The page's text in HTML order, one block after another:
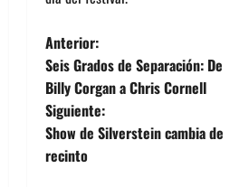
N
a
v
e
Anterior:
Seis Grados de Separación: De
Billy Corgan a Chris Cornell
Siguiente:
Show de Silverstein cambia de
recinto